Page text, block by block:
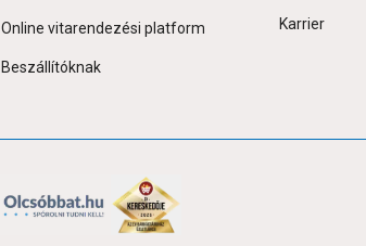
Online vitarendezési platform
Beszállítóknak
Karrier